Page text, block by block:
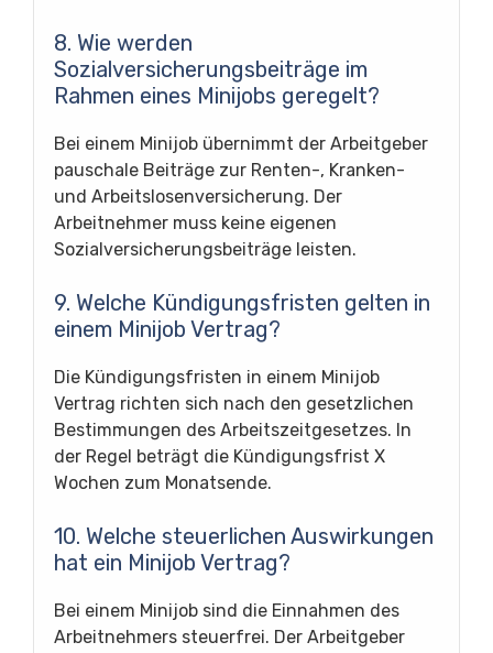
8. Wie werden
Sozialversicherungsbeiträge im
Rahmen eines Minijobs geregelt?
Bei einem Minijob übernimmt der Arbeitgeber
pauschale Beiträge zur Renten-, Kranken-
und Arbeitslosenversicherung. Der
Arbeitnehmer muss keine eigenen
Sozialversicherungsbeiträge leisten.
9. Welche Kündigungsfristen gelten in
einem Minijob Vertrag?
Die Kündigungsfristen in einem Minijob
Vertrag richten sich nach den gesetzlichen
Bestimmungen des Arbeitszeitgesetzes. In
der Regel beträgt die Kündigungsfrist X
Wochen zum Monatsende.
10. Welche steuerlichen Auswirkungen
hat ein Minijob Vertrag?
Bei einem Minijob sind die Einnahmen des
Arbeitnehmers steuerfrei. Der Arbeitgeber